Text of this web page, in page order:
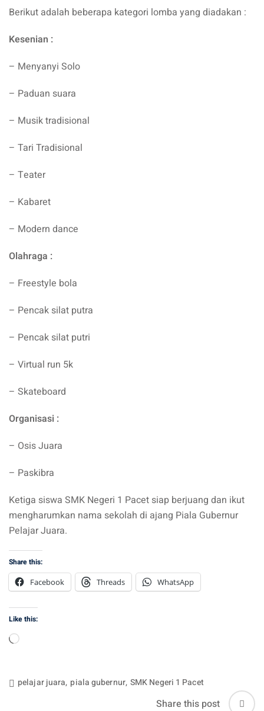
Berikut adalah beberapa kategori lomba yang diadakan :
Kesenian :
– Menyanyi Solo
– Paduan suara
– Musik tradisional
– Tari Tradisional
– Teater
– Kabaret
– Modern dance
Olahraga :
– Freestyle bola
– Pencak silat putra
– Pencak silat putri
– Virtual run 5k
– Skateboard
Organisasi :
– Osis Juara
– Paskibra
Ketiga siswa SMK Negeri 1 Pacet siap berjuang dan ikut
mengharumkan nama sekolah di ajang Piala Gubernur
Pelajar Juara.
Share this:
Facebook
Threads WhatsApp
Like this:
Loading…
pelajar juara, piala gubernur, SMK Negeri 1 Pacet
Share this post